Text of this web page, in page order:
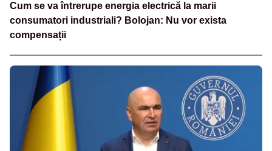
Cum se va întrerupe energia electrică la marii
consumatori industriali? Bolojan: Nu vor exista
compensații